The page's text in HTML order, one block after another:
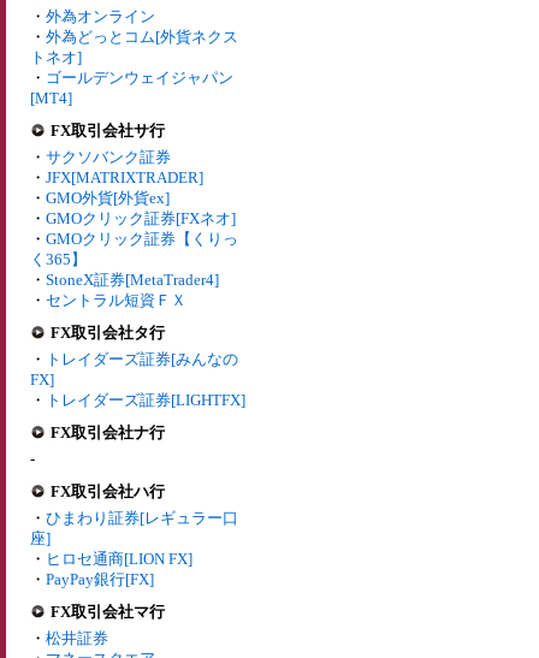
・ 外為オンライン
・ 外為どっとコム[外貨ネクス
トネオ]
・ ゴールデンウェイジャパン
[MT4]
FX取引会社サ行
・ サクソバンク証券
・ JFX[MATRIXTRADER]
・ GMO外貨[外貨ex]
・ GMOクリック証券[FXネオ]
・ GMOクリック証券【くりっ
く365】
・ StoneX証券[MetaTrader4]
・ セントラル短資ＦＸ
FX取引会社タ行
・ トレイダーズ証券[みんなの
FX]
・ トレイダーズ証券[LIGHTFX]
FX取引会社ナ行
-
FX取引会社ハ行
・ ひまわり証券[レギュラー口
座]
・ ヒロセ通商[LION FX]
・ PayPay銀行[FX]
FX取引会社マ行
・ 松井証券